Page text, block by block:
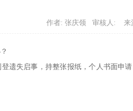
作者: 张庆领 审核人: 来
遗失启事，持整张报纸，个人书面申